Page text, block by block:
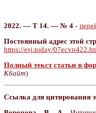
2022. — Т 14. — № 4 -
Постоянный адрес этой
https://esj.today/
Полный текст статьи в
Кбайт)
Ссылка для цитирования